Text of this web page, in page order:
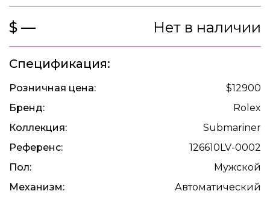
$ — Нет в наличии
Спецификация:
Розничная цена:
$12900
Бренд:
Rolex
Коллекция:
Submariner
Референс:
126610LV-0002
Пол:
Мужской
Механизм:
Автоматический